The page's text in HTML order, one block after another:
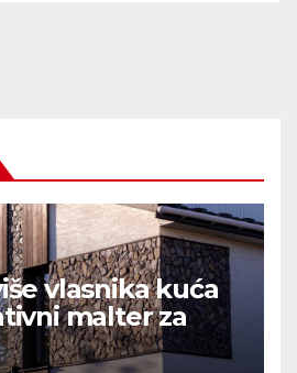
vlasnika kuća
malter za